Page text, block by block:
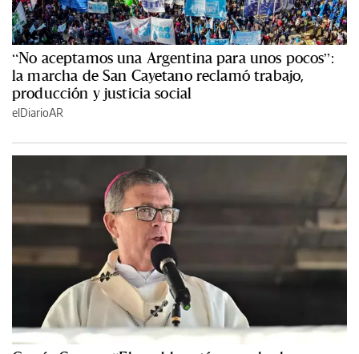
“No aceptamos una Argentina para unos pocos”:
la marcha de San Cayetano reclamó trabajo,
producción y justicia social
elDiarioAR